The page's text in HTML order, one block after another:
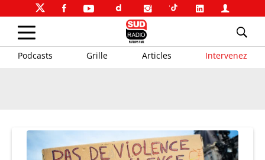
Podcasts Grille Articles Intervenez